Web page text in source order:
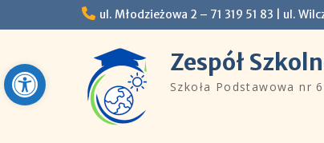
Open toolbar
ul. Młodzieżowa 2 – 71 319 51 83 |ㅤㅤ​​ ​ul.
Zespół
Szkoła Podstawowa nr